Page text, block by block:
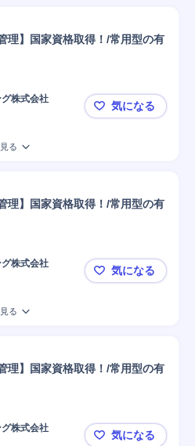
理】国家資格取得！/常用型の有
株式会社
未経験歓迎
気になる
る
理】国家資格取得！/常用型の有
株式会社
未経験歓迎
気になる
る
理】国家資格取得！/常用型の有
株式会社
気になる